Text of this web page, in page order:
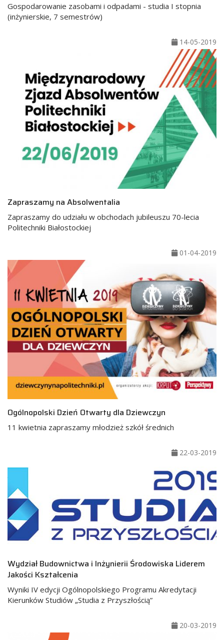
Gospodarowanie zasobami i odpadami - studia I stopnia
(inżynierskie, 7 semestrów)
14-05-2019
Zapraszamy na Absolwentalia
Zapraszamy do udziału w obchodach jubileuszu 70-lecia
Politechniki Białostockiej
01-04-2019
Ogólnopolski Dzień Otwarty dla Dziewczyn
11 kwietnia zapraszamy młodzież szkół średnich
22-03-2019
Wydział Budownictwa i Inżynierii Środowiska Liderem
Jakości Kształcenia
Wyniki IV edycji Ogólnopolskiego Programu Akredytacji
Kierunków Studiów „Studia z Przyszłością”
20-03-2019